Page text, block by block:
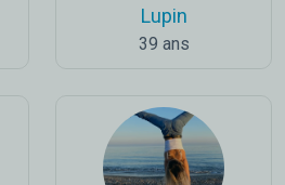
Lupin
39 ans